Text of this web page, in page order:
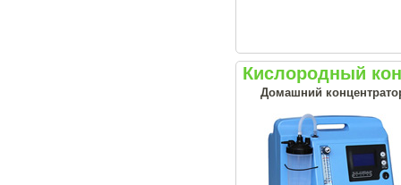
Кислородный
Домашний